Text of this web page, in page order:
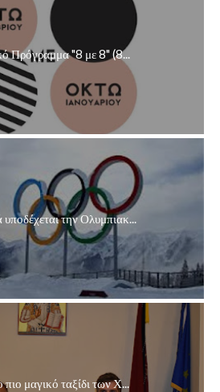
Πρόγραμμα "8 με 8" (8...
την Ολυμπιακ...
πιο μαγικό ταξίδι των Χ...